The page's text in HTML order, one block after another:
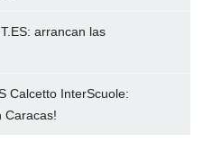
arrancan las
Calcetto InterScuole:
Caracas!